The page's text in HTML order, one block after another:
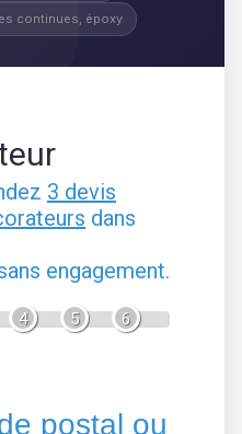
continues, époxy
3 devis
dans
engagement.
4 5 6
postal ou